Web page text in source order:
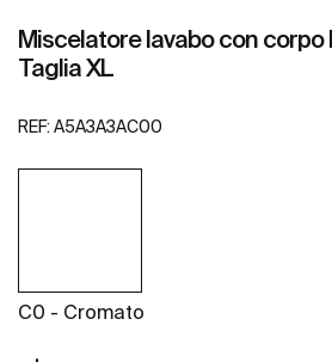
Miscelatore lavabo con corpo
Taglia XL
REF: A5A3A3AC00
C0 - Cromato